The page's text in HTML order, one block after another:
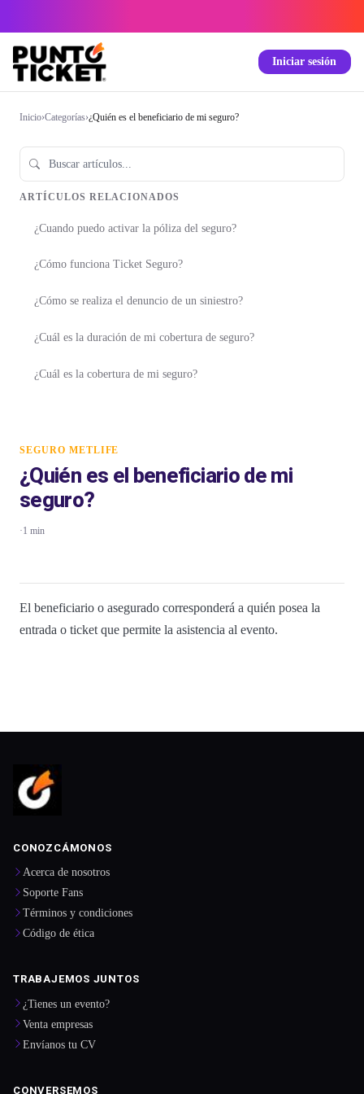
Iniciar sesión
Inicio›Categorías›¿Quién es el beneficiario de mi seguro?
ARTÍCULOS RELACIONADOS
¿Cuando puedo activar la póliza del seguro?
¿Cómo funciona Ticket Seguro?
¿Cómo se realiza el denuncio de un siniestro?
¿Cuál es la duración de mi cobertura de seguro?
¿Cuál es la cobertura de mi seguro?
SEGURO METLIFE
¿Quién es el beneficiario de mi
seguro?
·1 min
El beneficiario o asegurado corresponderá a quién posea la
entrada o ticket que permite la asistencia al evento.
CONOZCÁMONOS
Acerca de nosotros
Soporte Fans
Términos y condiciones
Código de ética
TRABAJEMOS JUNTOS
¿Tienes un evento?
Venta empresas
Envíanos tu CV
CONVERSEMOS